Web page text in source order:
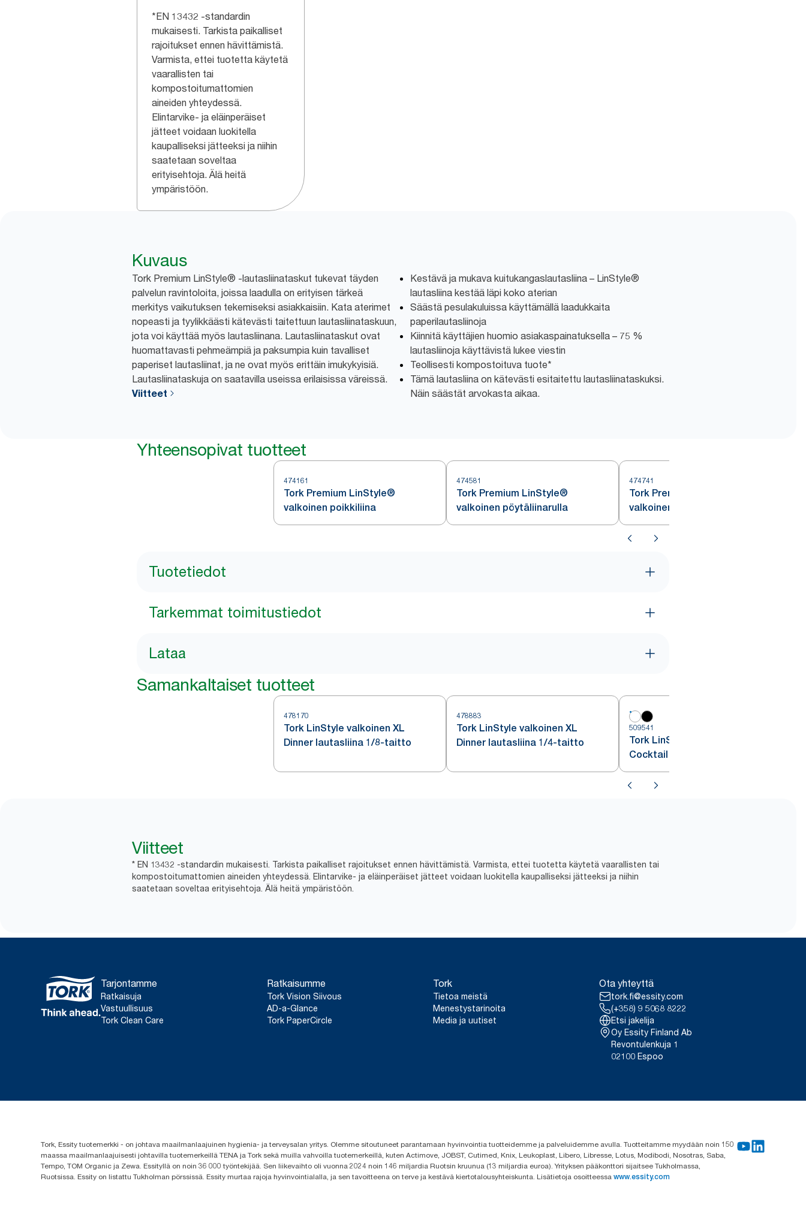
*EN 13432 -standardin
mukaisesti. Tarkista paikalliset
rajoitukset ennen hävittämistä.
Varmista, ettei tuotetta käytetä
vaarallisten tai
kompostoitumattomien
aineiden yhteydessä.
Elintarvike- ja eläinperäiset
jätteet voidaan luokitella
kaupalliseksi jätteeksi ja niihin
saatetaan soveltaa
erityisehtoja. Älä heitä
ympäristöön.
Kuvaus
Tork Premium LinStyle® -lautasliinataskut tukevat täyden
palvelun ravintoloita, joissa laadulla on erityisen tärkeä
merkitys vaikutuksen tekemiseksi asiakkaisiin. Kata aterimet
nopeasti ja tyylikkäästi kätevästi taitettuun lautasliinataskuun,
jota voi käyttää myös lautasliinana. Lautasliinataskut ovat
huomattavasti pehmeämpiä ja paksumpia kuin tavalliset
paperiset lautasliinat, ja ne ovat myös erittäin imukykyisiä.
Lautasliinataskuja on saatavilla useissa erilaisissa väreissä.
Viitteet
Kestävä ja mukava kuitukangaslautasliina – LinStyle®
lautasliina kestää läpi koko aterian
Säästä pesulakuluissa käyttämällä laadukkaita
paperilautasliinoja
Kiinnitä käyttäjien huomio asiakaspainatuksella – 75 %
lautasliinoja käyttävistä lukee viestin
Teollisesti kompostoituva tuote*
Tämä lautasliina on kätevästi esitaitettu lautasliinataskuksi.
Näin säästät arvokasta aikaa.
Yhteensopivat tuotteet
474161
Tork Premium LinStyle®
valkoinen poikkiliina
474581
Tork Premium LinStyle®
valkoinen pöytäliinarulla
474741
Tork Premium LinStyle®
valkoinen kateliina
Tuotetiedot
Tarkemmat toimitustiedot
Lataa
Samankaltaiset tuotteet
478170
Tork LinStyle valkoinen XL
Dinner lautasliina 1/8-taitto
478883
Tork LinStyle valkoinen XL
Dinner lautasliina 1/4-taitto
509541
Tork LinStyle® valkoinen
Cocktail liina
Viitteet
* EN 13432 -standardin mukaisesti. Tarkista paikalliset rajoitukset ennen hävittämistä. Varmista, ettei tuotetta käytetä vaarallisten tai
kompostoitumattomien aineiden yhteydessä. Elintarvike- ja eläinperäiset jätteet voidaan luokitella kaupalliseksi jätteeksi ja niihin
saatetaan soveltaa erityisehtoja. Älä heitä ympäristöön.
Tarjontamme
Ratkaisuja
Vastuullisuus
Tork Clean Care
Ratkaisumme
Tork Vision Siivous
AD-a-Glance
Tork PaperCircle
Tork
Tietoa meistä
Menestystarinoita
Media ja uutiset
Ota yhteyttä
tork.fi@essity.com
(+358) 9 5068 8222
Etsi jakelija
Oy Essity Finland Ab
Revontulenkuja 1
02100 Espoo
Tork, Essity tuotemerkki - on johtava maailmanlaajuinen hygienia- ja terveysalan yritys. Olemme sitoutuneet parantamaan hyvinvointia tuotteidemme ja palveluidemme avulla. Tuotteitamme myydään noin 150
maassa maailmanlaajuisesti johtavilla tuotemerkeillä TENA ja Tork sekä muilla vahvoilla tuotemerkeillä, kuten Actimove, JOBST, Cutimed, Knix, Leukoplast, Libero, Libresse, Lotus, Modibodi, Nosotras, Saba,
Tempo, TOM Organic ja Zewa. Essityllä on noin 36 000 työntekijää. Sen liikevaihto oli vuonna 2024 noin 146 miljardia Ruotsin kruunua (13 miljardia euroa). Yrityksen pääkonttori sijaitsee Tukholmassa,
Ruotsissa. Essity on listattu Tukholman pörssissä. Essity murtaa rajoja hyvinvointialalla, ja sen tavoitteena on terve ja kestävä kiertotalousyhteiskunta. Lisätietoja osoitteessa www.essity.com